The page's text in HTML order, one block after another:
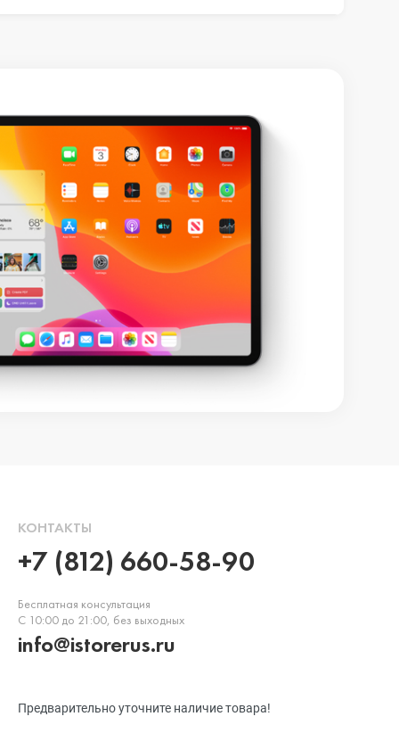
КОНТАКТЫ
+7 (812) 660-58-90
Бесплатная консультация
С 10:00 до 21:00, без выходных
info@istorerus.ru
Предварительно уточните наличие товара!